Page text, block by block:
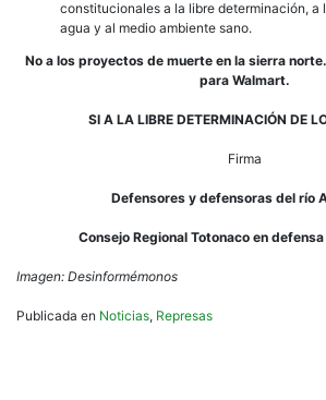
constitucionales a la libre determinación, a
agua y al medio ambiente sano.
No a los proyectos de muerte en la sierra
para Walmart.
SI A LA LIBRE DETERMINACIÓN DE
Firma
Defensores y defensoras del río
Consejo Regional Totonaco en
Imagen: Desinformémonos
Publicada en Noticias, Represas